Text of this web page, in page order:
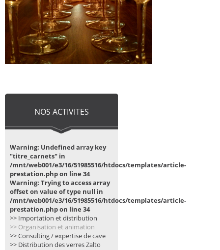
NOS ACTIVITES
Warning: Undefined array key
"titre_carnets" in
/mnt/web001/e3/16/51985516/htdocs/templates/article-
prestation.php on line 34
Warning: Trying to access array
offset on value of type null in
/mnt/web001/e3/16/51985516/htdocs/templates/article-
prestation.php on line 34
>> Importation et distribution
>> Organisation et animation
>> Consulting / expertise de cave
>> Distribution des verres Zalto